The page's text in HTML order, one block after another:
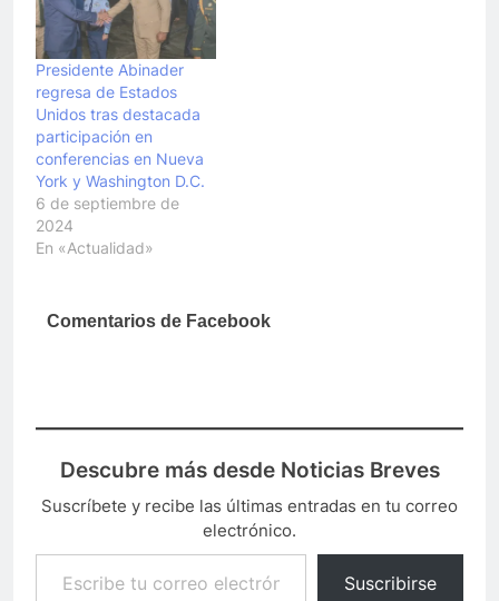
Presidente Abinader
regresa de Estados
Unidos tras destacada
participación en
conferencias en Nueva
York y Washington D.C.
6 de septiembre de
2024
En «Actualidad»
Comentarios de Facebook
Descubre más desde Noticias Breves
Suscríbete y recibe las últimas entradas en tu correo
electrónico.
Escribe tu correo electrónico…
Suscribirse